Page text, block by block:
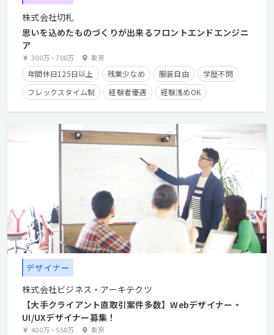
株式会社切札
思いを込めたものづくりが出来るフロントエンドエンジニ
ア
300万~700万 東京
年間休日125日以上 残業少なめ 服装自由
学歴不問
フレックスタイム制
経験者優遇 経験浅めOK
デザイナー
株式会社ビジネス・アーキテクツ
【大手クライアント直取引案件多数】Webデザイナー・
UI/UXデザイナー募集！
400万~550万 東京